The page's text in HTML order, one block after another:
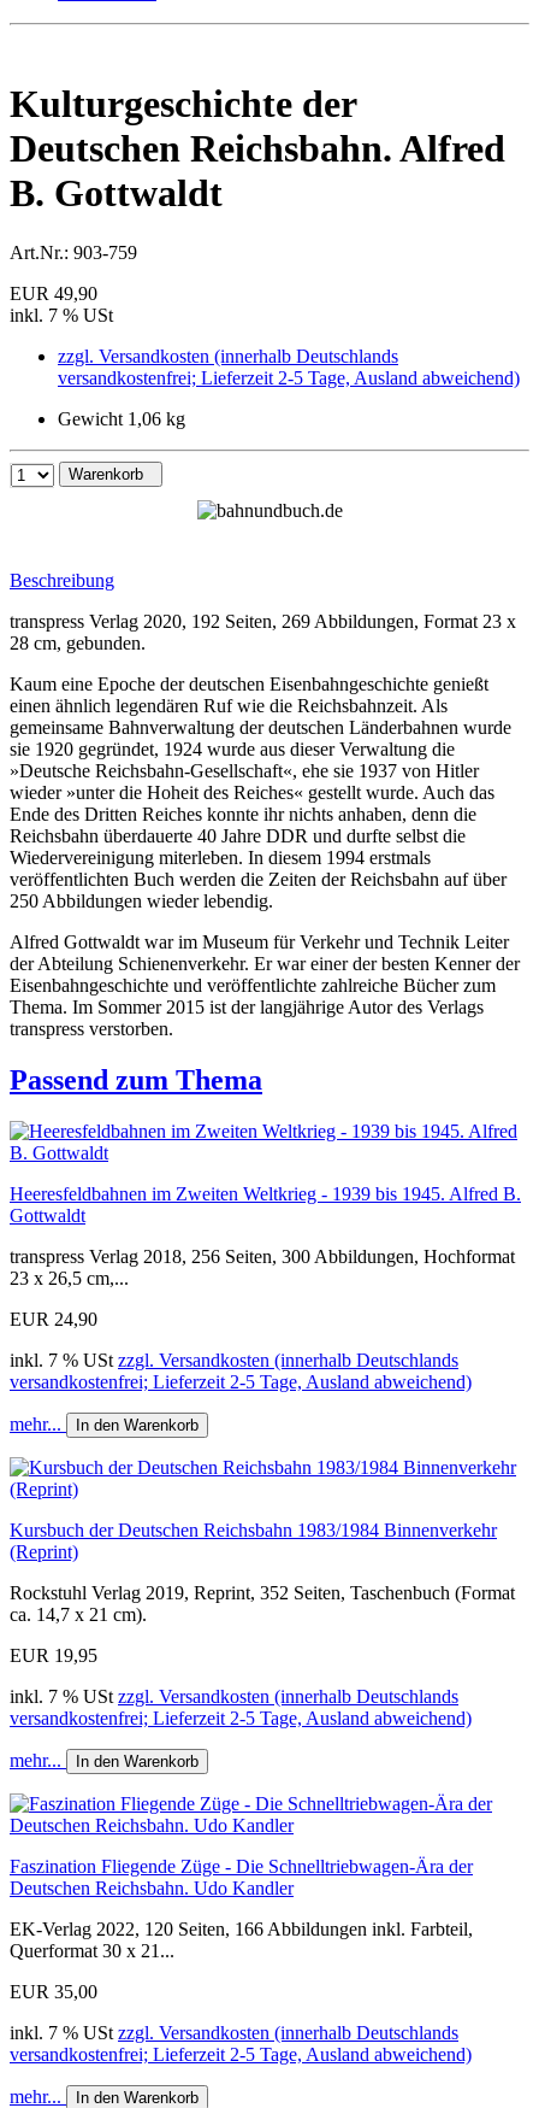
Kulturgeschichte der
Deutschen Reichsbahn. Alfred
B. Gottwaldt
Art.Nr.: 903-759
EUR 49,90
inkl. 7 % USt
zzgl. Versandkosten (innerhalb Deutschlands
versandkostenfrei; Lieferzeit 2-5 Tage, Ausland abweichend)
Gewicht 1,06 kg
Warenkorb
Beschreibung
transpress Verlag 2020, 192 Seiten, 269 Abbildungen, Format 23 x
28 cm, gebunden.
Kaum eine Epoche der deutschen Eisenbahngeschichte genießt
einen ähnlich legendären Ruf wie die Reichsbahnzeit. Als
gemeinsame Bahnverwaltung der deutschen Länderbahnen wurde
sie 1920 gegründet, 1924 wurde aus dieser Verwaltung die
»Deutsche Reichsbahn-Gesellschaft«, ehe sie 1937 von Hitler
wieder »unter die Hoheit des Reiches« gestellt wurde. Auch das
Ende des Dritten Reiches konnte ihr nichts anhaben, denn die
Reichsbahn überdauerte 40 Jahre DDR und durfte selbst die
Wiedervereinigung miterleben. In diesem 1994 erstmals
veröffentlichten Buch werden die Zeiten der Reichsbahn auf über
250 Abbildungen wieder lebendig.
Alfred Gottwaldt war im Museum für Verkehr und Technik Leiter
der Abteilung Schienenverkehr. Er war einer der besten Kenner der
Eisenbahngeschichte und veröffentlichte zahlreiche Bücher zum
Thema. Im Sommer 2015 ist der langjährige Autor des Verlags
transpress verstorben.
Passend zum Thema
Heeresfeldbahnen im Zweiten Weltkrieg - 1939 bis 1945. Alfred B.
Gottwaldt
transpress Verlag 2018, 256 Seiten, 300 Abbildungen, Hochformat
23 x 26,5 cm,...
EUR 24,90
inkl. 7 % USt zzgl. Versandkosten (innerhalb Deutschlands
versandkostenfrei; Lieferzeit 2-5 Tage, Ausland abweichend)
mehr... In den Warenkorb
Kursbuch der Deutschen Reichsbahn 1983/1984 Binnenverkehr
(Reprint)
Rockstuhl Verlag 2019, Reprint, 352 Seiten, Taschenbuch (Format
ca. 14,7 x 21 cm).
EUR 19,95
inkl. 7 % USt zzgl. Versandkosten (innerhalb Deutschlands
versandkostenfrei; Lieferzeit 2-5 Tage, Ausland abweichend)
mehr... In den Warenkorb
Faszination Fliegende Züge - Die Schnelltriebwagen-Ära der
Deutschen Reichsbahn. Udo Kandler
EK-Verlag 2022, 120 Seiten, 166 Abbildungen inkl. Farbteil,
Querformat 30 x 21...
EUR 35,00
inkl. 7 % USt zzgl. Versandkosten (innerhalb Deutschlands
versandkostenfrei; Lieferzeit 2-5 Tage, Ausland abweichend)
mehr... In den Warenkorb